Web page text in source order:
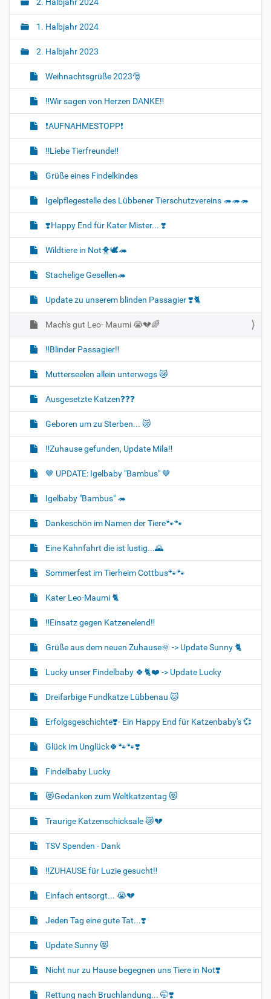
2. Halbjahr 2024
1. Halbjahr 2024
2. Halbjahr 2023
Weihnachtsgrüße 2023🎅
‼️Wir sagen von Herzen DANKE‼️
❗AUFNAHMESTOPP❗
‼️Liebe Tierfreunde‼️
Grüße eines Findelkindes
Igelpflegestelle des Lübbener Tierschutzvereins 🦔🦔🦔
❣️Happy End für Kater Mister... ❣️
Wildtiere in Not🐥🕊️🦔
Stachelige Gesellen🦔
Update zu unserem blinden Passagier ❣️🐈
Mach's gut Leo- Maumi 😭💔🌈
‼️Blinder Passagier‼️
Mutterseelen allein unterwegs 😿
Ausgesetzte Katzen❓❓❓
Geboren um zu Sterben... 😿
‼️Zuhause gefunden, Update Mila‼️
🤎 UPDATE: Igelbaby "Bambus" 🤎
Igelbaby "Bambus" 🦔
Dankeschön im Namen der Tiere🐾🐾
Eine Kahnfahrt die ist lustig...🌄
Sommerfest im Tierheim Cottbus🐾🐾
Kater Leo-Maumi 🐈
‼️Einsatz gegen Katzenelend‼️
Grüße aus dem neuen Zuhause🌞 -> Update Sunny 🐈
Lucky unser Findelbaby 🍀🐈❤️ -> Update Lucky
Dreifarbige Fundkatze Lübbenau 🐱
Erfolgsgeschichte❣️- Ein Happy End für Katzenbaby's 💞
Glück im Unglück🍀🐾🐾❣️
Findelbaby Lucky
😻Gedanken zum Weltkatzentag 😻
Traurige Katzenschicksale 😿💔
TSV Spenden - Dank
‼️ZUHAUSE für Luzie gesucht‼️
Einfach entsorgt... 😭💔
Jeden Tag eine gute Tat...❣️
Update Sunny 😻
Nicht nur zu Hause begegnen uns Tiere in Not❣️
Rettung nach Bruchlandung... 🤭❣️